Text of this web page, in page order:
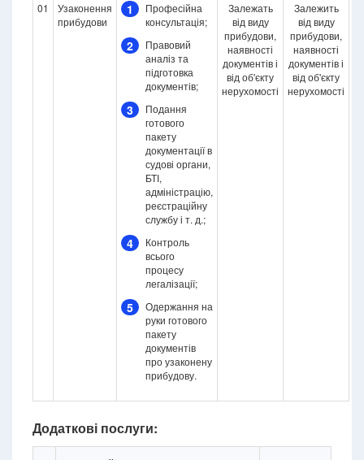
01
Узаконення
прибудови
1
Професійна
консультація;
2
Правовий
аналіз та
підготовка
документів;
3
Подання
готового
пакету
документації в
судові органи,
БТІ,
адміністрацію,
реєстраційну
службу і т. д.;
4
Контроль
всього
процесу
легалізації;
5
Одержання на
руки готового
пакету
документів
про узаконену
прибудову.
Залежать
від виду
прибудови,
наявності
документів і
від об'єкту
нерухомості
Залежить
від виду
прибудови,
наявності
документів і
від об'єкту
нерухомості
Додаткові послуги: